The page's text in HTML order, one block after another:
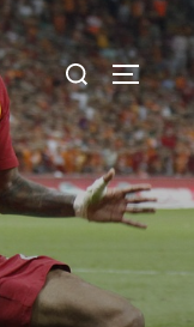
Search
for: